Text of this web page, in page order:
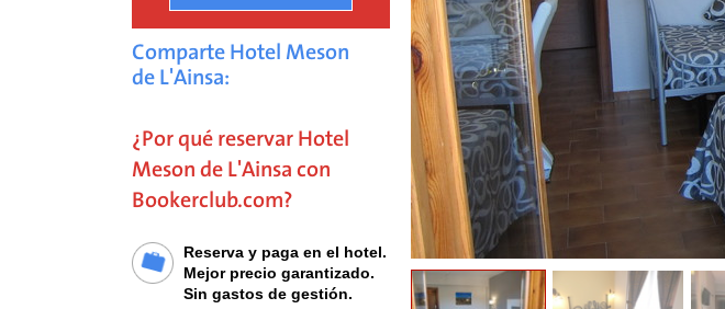
Comparte Hotel Meson
de L'Ainsa:
¿Por qué reservar Hotel
Meson de L'Ainsa con
Bookerclub.com?
Reserva y paga en el hotel.
Mejor precio garantizado.
Sin gastos de gestión.